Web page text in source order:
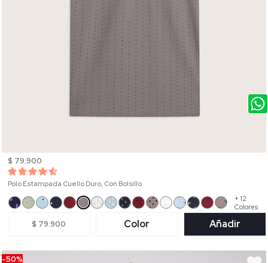
$ 79.900
Polo Estampada Cuello Duro, Con Bolsillo
+ 12
Colores
$ 79.900 Color Añadir
-50%